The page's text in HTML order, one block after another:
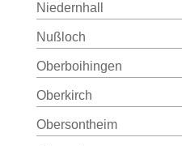
Niedernhall
Nußloch
Oberboihingen
Oberkirch
Obersontheim